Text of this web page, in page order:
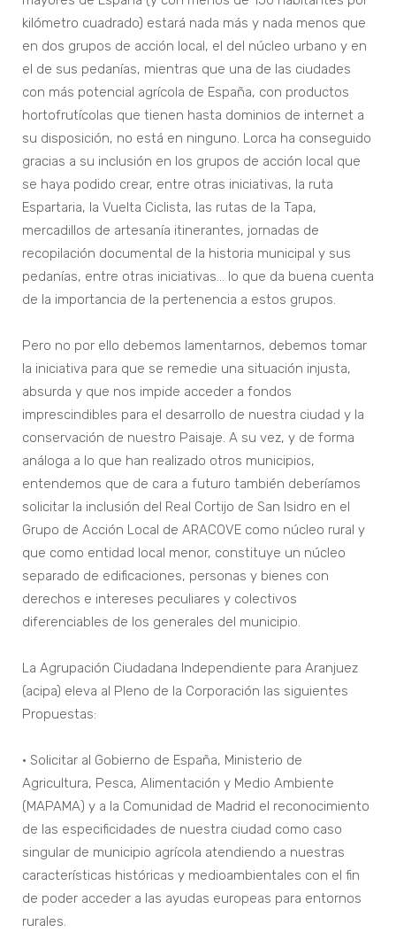
kilómetro cuadrado) estará nada más y nada menos que
en dos grupos de acción local, el del núcleo urbano y en
el de sus pedanías, mientras que una de las ciudades
con más potencial agrícola de España, con productos
hortofrutícolas que tienen hasta dominios de internet a
su disposición, no está en ninguno. Lorca ha conseguido
gracias a su inclusión en los grupos de acción local que
se haya podido crear, entre otras iniciativas, la ruta
Espartaria, la Vuelta Ciclista, las rutas de la Tapa,
mercadillos de artesanía itinerantes, jornadas de
recopilación documental de la historia municipal y sus
pedanías, entre otras iniciativas… lo que da buena cuenta
de la importancia de la pertenencia a estos grupos.
Pero no por ello debemos lamentarnos, debemos tomar
la iniciativa para que se remedie una situación injusta,
absurda y que nos impide acceder a fondos
imprescindibles para el desarrollo de nuestra ciudad y la
conservación de nuestro Paisaje. A su vez, y de forma
análoga a lo que han realizado otros municipios,
entendemos que de cara a futuro también deberíamos
solicitar la inclusión del Real Cortijo de San Isidro en el
Grupo de Acción Local de ARACOVE como núcleo rural y
que como entidad local menor, constituye un núcleo
separado de edificaciones, personas y bienes con
derechos e intereses peculiares y colectivos
diferenciables de los generales del municipio.
La Agrupación Ciudadana Independiente para Aranjuez
(acipa) eleva al Pleno de la Corporación las siguientes
Propuestas:
• Solicitar al Gobierno de España, Ministerio de
Agricultura, Pesca, Alimentación y Medio Ambiente
(MAPAMA) y a la Comunidad de Madrid el reconocimiento
de las especificidades de nuestra ciudad como caso
singular de municipio agrícola atendiendo a nuestras
características históricas y medioambientales con el fin
de poder acceder a las ayudas europeas para entornos
rurales.